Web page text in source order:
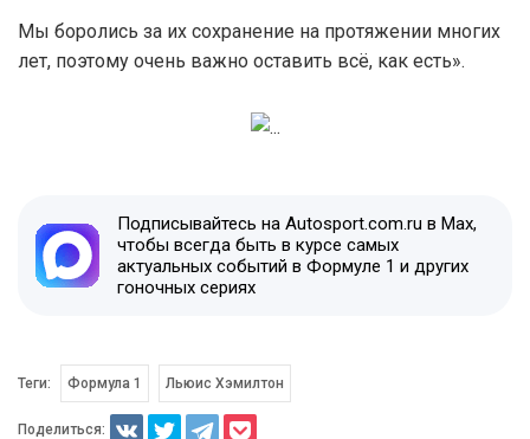
Мы боролись за их сохранение на протяжении многих
лет, поэтому очень важно оставить всё, как есть».
Подписывайтесь на Autosport.com.ru в Max,
чтобы всегда быть в курсе самых
актуальных событий в Формуле 1 и других
гоночных сериях
Теги: Формула 1 Льюис Хэмилтон
Поделиться: